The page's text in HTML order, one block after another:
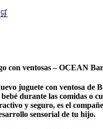
🛒
con ventosas – OCEAN
juguete con ventosa de
durante las comidas o
y seguro, es el
sensorial de tu hijo.